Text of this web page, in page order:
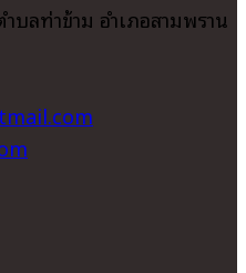
บลท่าข้าม อำเภอสามพราน